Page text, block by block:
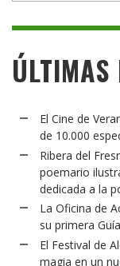
El Cine de
de 10.000
Ribera del
poemario
dedicada a la
La Oficina de
su primera
El Festival de
magia en un